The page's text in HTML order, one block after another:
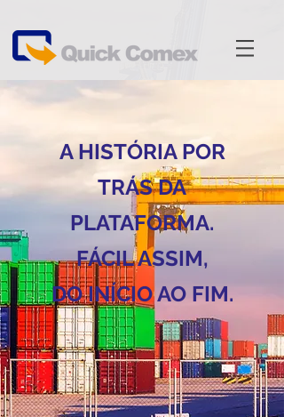
A HISTÓRIA POR
TRÁS DA
PLATAFORMA.
FÁCIL ASSIM,
DO INÍCIO AO FIM.